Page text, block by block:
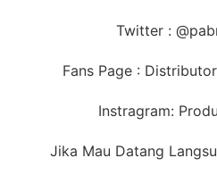
Twitter :
Fans Page :
Instragram:
Jika Mau Datang